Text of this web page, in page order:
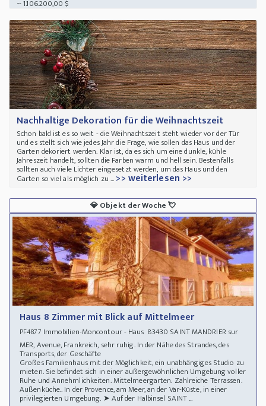
~ 1.106.200,00 $
Nachhaltige Dekoration für die Weihnachtszeit
Schon bald ist es so weit - die Weihnachtszeit steht wieder vor der Tür
und es stellt sich wie jedes Jahr die Frage, wie sollen das Haus und der
Garten dekoriert werden. Klar ist, da es sich um eine dunkle, kühle
Jahreszeit handelt, sollten die Farben warm und hell sein. Bestenfalls
sollten auch viele Lichter eingesetzt werden, um das Haus und den
Garten so viel als möglich zu ...>> weiterlesen >>
💎Objekt der Woche💘
Haus 8 Zimmer mit Blick auf Mittelmeer
PF4877 Immobilien-Moncontour - Haus 83430 SAINT MANDRIER sur
MER, Avenue, Frankreich, sehr ruhig. In der Nähe des Strandes, des
Transports, der Geschäfte
Großes Familienhaus mit der Möglichkeit, ein unabhängiges Studio zu
mieten. Sie befindet sich in einer außergewöhnlichen Umgebung voller
Ruhe und Annehmlichkeiten. Mittelmeergarten. Zahlreiche Terrassen.
Außenküche.. In der Provence, am Meer, an der Var-Küste, in einer
privilegierten Umgebung. ➤ Auf der Halbinsel SAINT ...